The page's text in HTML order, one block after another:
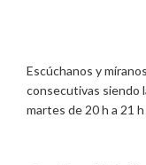
Escúchanos y
consecutivas siendo
martes de 20 h a 21